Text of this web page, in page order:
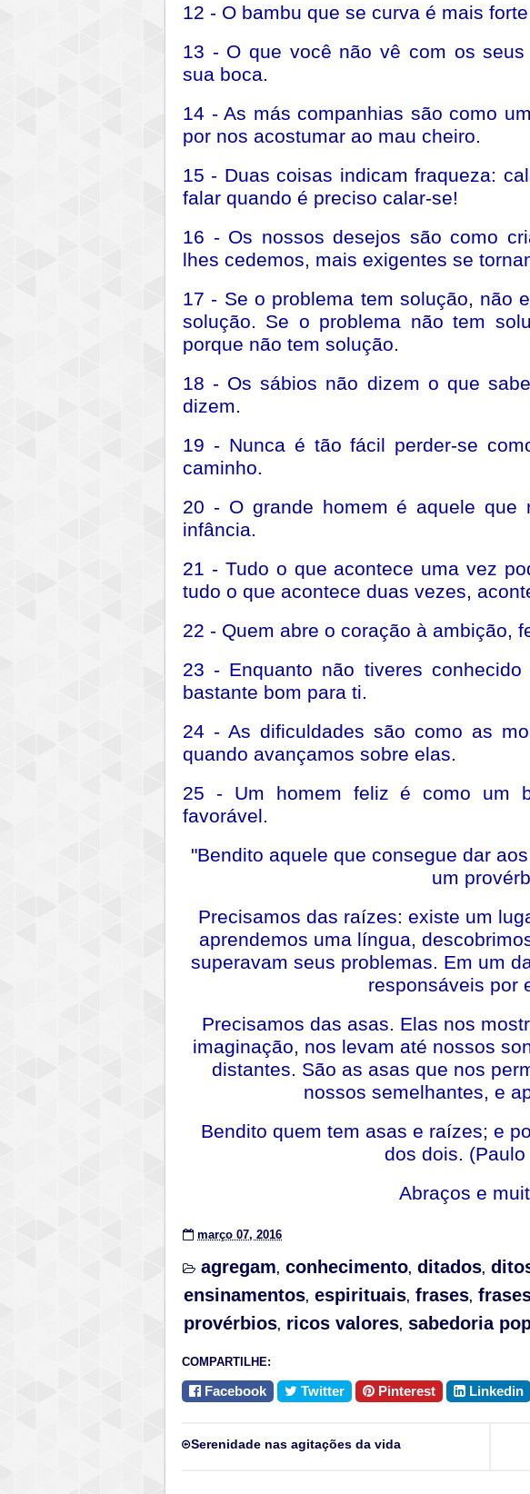
12 - O bambu que se curva é mais
13 - O que você não vê com os
sua boca.
14 - As más companhias são como
por nos acostumar ao mau cheiro.
15 - Duas coisas indicam fraqueza:
falar quando é preciso calar-se!
16 - Os nossos desejos são como
lhes cedemos, mais exigentes se
17 - Se o problema tem solução, não
solução. Se o problema não tem
porque não tem solução.
18 - Os sábios não dizem o que
dizem.
19 - Nunca é tão fácil perder-se
caminho.
20 - O grande homem é aquele que
infância.
21 - Tudo o que acontece uma vez
tudo o que acontece duas vezes,
22 - Quem abre o coração à ambição,
23 - Enquanto não tiveres
bastante bom para ti.
24 - As dificuldades são como as
quando avançamos sobre elas.
25 - Um homem feliz é como um
favorável.
"Bendito aquele que consegue dar
um
Precisamos das raízes: existe um
aprendemos uma língua,
superavam seus problemas. Em um
responsáveis por
Precisamos das asas. Elas nos
imaginação, nos levam até nossos
distantes. São as asas que nos
nossos semelhantes, e
Bendito quem tem asas e raízes; e
dos dois. (Paulo
Abraços e
março 07, 2016
agregam, conhecimento, ditados,
ensinamentos, espirituais, frases,
provérbios, ricos valores, sabedoria
COMPARTILHE:
Facebook Twitter Pinterest Linkedin
Serenidade nas agitações da vida